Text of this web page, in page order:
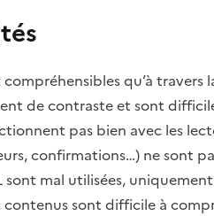
qu’à travers
de contraste et sont
pas bien avec les
confirmations…) ne sont
sont mal utilisées,
contenus sont difficile à